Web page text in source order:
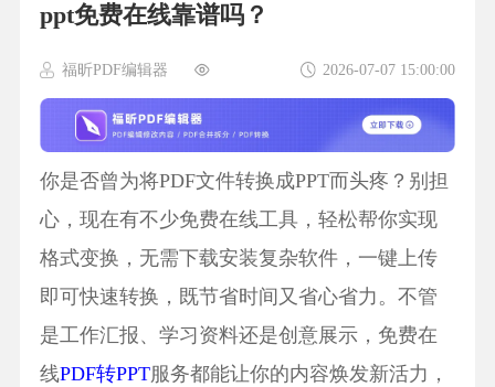
ppt免费在线靠谱吗？
福昕PDF编辑器 2026-07-07 15:00:00
你是否曾为将PDF文件转换成PPT而头疼？别担
心，现在有不少免费在线工具，轻松帮你实现
格式变换，无需下载安装复杂软件，一键上传
即可快速转换，既节省时间又省心省力。不管
是工作汇报、学习资料还是创意展示，免费在
线PDF转PPT服务都能让你的内容焕发新活力，